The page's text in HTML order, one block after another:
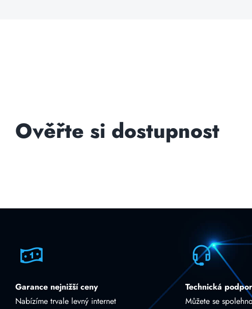
Ověřte si dostupnost
Garance nejnižší ceny
Nabízíme trvale levný internet
Technická
Můžete se